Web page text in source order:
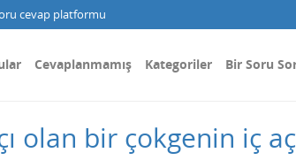
cevap platformu
Cevaplanmamış Kategoriler Bir Soru
olan bir çokgenin iç